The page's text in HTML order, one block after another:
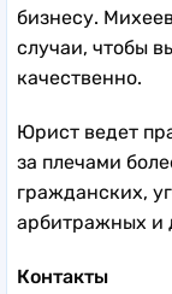
бизнесу.
случаи, чтобы
качественно.
Юрист ведет
за плечами
гражданских,
арбитражных и
Контакты